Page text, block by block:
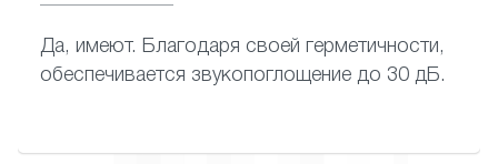
Да, имеют. Благодаря своей герметичности,
обеспечивается звукопоглощение до 30 дБ.